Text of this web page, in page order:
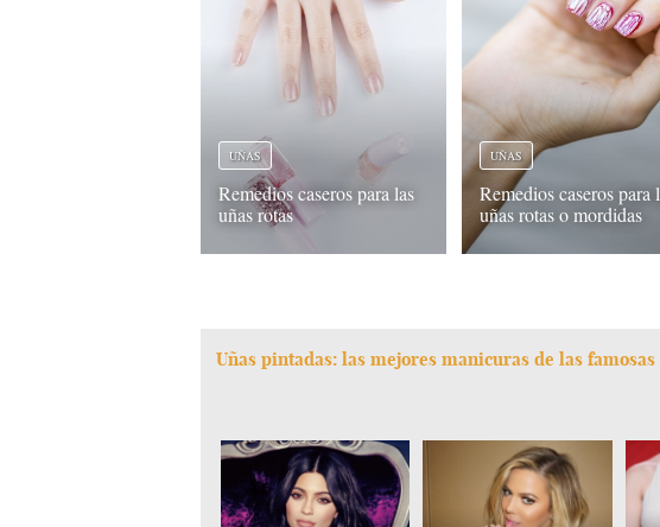
UÑAS
Remedios caseros para las
uñas rotas
UÑAS
Remedios caseros para
uñas rotas o mordidas
Uñas pintadas: las mejores manicuras de las famosas